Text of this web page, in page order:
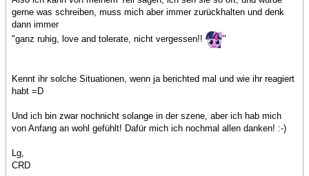
gerne was schreiben, muss mich aber immer zurückhalten und denk
dann immer
"ganz ruhig, love and tolerate, nicht vergessen!!
"
Kennt ihr solche Situationen, wenn ja berichted mal und wie ihr reagiert
habt =D
Und ich bin zwar nochnicht solange in der szene, aber ich hab mich
von Anfang an wohl gefühlt! Dafür mich ich nochmal allen danken! :-)
Lg,
CRD